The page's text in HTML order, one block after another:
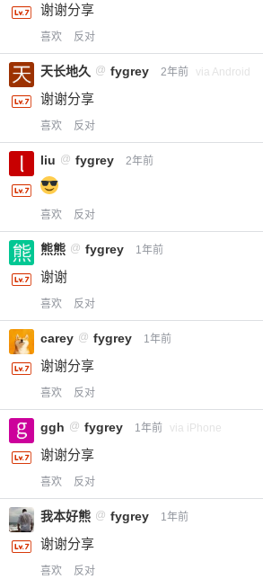
谢谢分享
喜欢 反对
天长地久 @ fygrey 2年前 via Android
谢谢分享
喜欢 反对
liu @ fygrey 2年前
喜欢 反对
熊熊 @ fygrey 1年前
谢谢
喜欢 反对
carey @ fygrey 1年前
谢谢分享
喜欢 反对
ggh @ fygrey 1年前 via iPhone
谢谢分享
喜欢 反对
我本好熊 @ fygrey 1年前
谢谢分享
喜欢 反对